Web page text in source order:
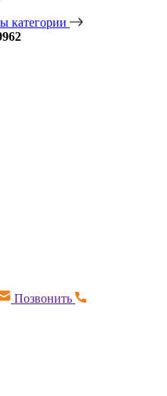
категории
Позвонить